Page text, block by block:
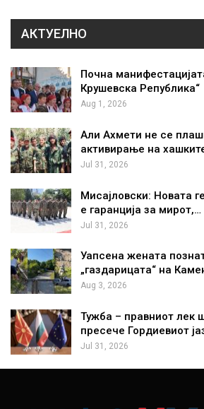
АКТУЕЛНО
Почна
Крушевска Република“
Aug 1, 2026
Али Ахмети не се
активирање на
Jul 31, 2026
Мисајловски: Новата
е гаранција за мирот,…
Jul 31, 2026
Уапсена жената
„газдарицата“ на
Aug 3, 2026
Тужба – правниот лек
пресече Гордиевиот
Jul 31, 2026